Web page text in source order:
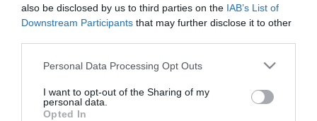
also be disclosed by us to third parties on the IAB’s List of
Downstream Participants that may further disclose it to other
Personal Data Processing Opt Outs
I want to opt-out of the Sharing of my
personal data.
Opted In
E-mail cím